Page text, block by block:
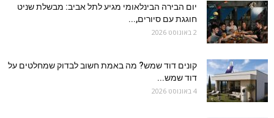
יום הבירה הבינלאומי מגיע לתל אביב: מבשלת שניט
חוגגת עם סיורים,...
2 באוגוסט 2026
קונים דוד שמש? מה באמת חשוב לבדוק שמחלטים על
דוד שמש...
4 באוגוסט 2026